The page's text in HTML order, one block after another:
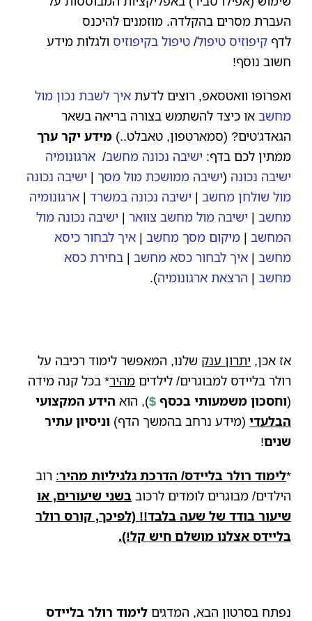
העברת מסרים בהקלדה. מוזמנים להיכנס
לדף קיפוזיס טיפול/ טיפול בקיפוזיס ולגלות מידע
חשוב נוסף!
ואפרופו וואטסאפ, רוצים לדעת איך לשבת נכון מול
מחשב או כיצד להשתמש בצורה בריאה בשאר
הגאדג'טים? (סמארטפון, טאבלט..) מידע יקר ערך
ממתין לכם בדף: ישיבה נכונה מחשב/ ארגונומיה
ישיבה נכונה (ישיבה ממושכת מול מסך | ישיבה נכונה
מול שולחן מחשב | ישיבה נכונה במשרד | ארגונומיה
מחשב | ישיבה מול מחשב צוואר | ישיבה נכונה מול
המחשב | מיקום מסך מחשב | איך לבחור כיסא
מחשב | איך לבחור כסא מחשב | בחירת כסא
מחשב | הרצאת ארגונומיה).
אז אכן, יתרון ענק שלנו, המאפשר לימוד רכיבה על
רולר בליידס למבוגרים/ לילדים מהיר* בכל קנה מידה
(וחסכון משמעותי בכסף $), הוא הידע המקצועי
הבלעדי (מידע נרחב בהמשך הדף) וניסיון עתיר
שנים!
*לימוד רולר בליידס/ הדרכת גלגיליות מהיר: רוב
הילדים/ מבוגרים לומדים לרכוב בשני שיעורים, או
שיעור בודד של שעה בלבד!! (לפיכך, קורס רולר
בליידס אצלנו מושלם חיש קל!).
נפתח בסרטון הבא, המדגים לימוד רולר בליידס